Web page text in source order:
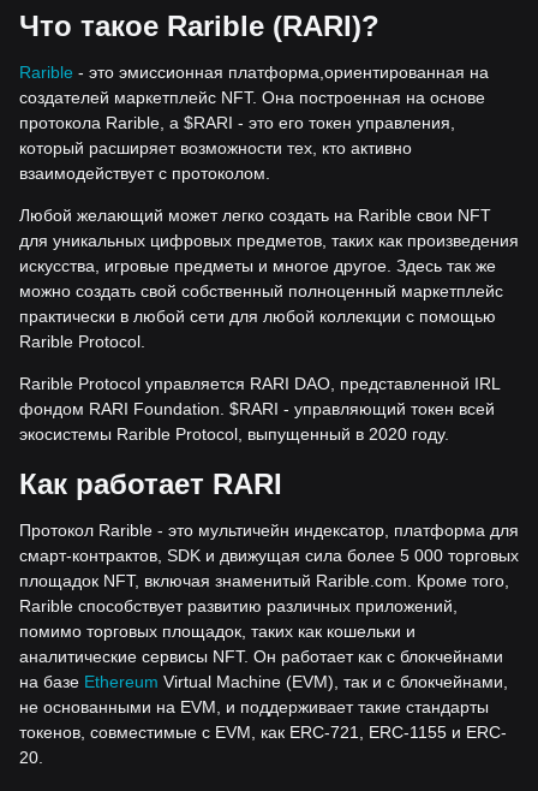
Что такое Rarible (RARI)?
Rarible - это эмиссионная платформа,ориентированная на
создателей маркетплейс NFT. Она построенная на основе
протокола Rarible, а $RARI - это его токен управления,
который расширяет возможности тех, кто активно
взаимодействует с протоколом.
Любой желающий может легко создать на Rarible свои NFT
для уникальных цифровых предметов, таких как произведения
искусства, игровые предметы и многое другое. Здесь так же
можно создать свой собственный полноценный маркетплейс
практически в любой сети для любой коллекции с помощью
Rarible Protocol.
Rarible Protocol управляется RARI DAO, представленной IRL
фондом RARI Foundation. $RARI - управляющий токен всей
экосистемы Rarible Protocol, выпущенный в 2020 году.
Как работает RARI
Протокол Rarible - это мультичейн индексатор, платформа для
смарт-контрактов, SDK и движущая сила более 5 000 торговых
площадок NFT, включая знаменитый Rarible.com. Кроме того,
Rarible способствует развитию различных приложений,
помимо торговых площадок, таких как кошельки и
аналитические сервисы NFT. Он работает как с блокчейнами
на базе Ethereum Virtual Machine (EVM), так и с блокчейнами,
не основанными на EVM, и поддерживает такие стандарты
токенов, совместимые с EVM, как ERC-721, ERC-1155 и ERC-
20.